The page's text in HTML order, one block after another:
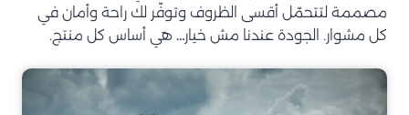
مصممة لتتحمّل أقسى الظروف وتوفّر لك راحة وأمان في
كل مشوار. الجودة عندنا مش خيار… هي أساس كل منتج.